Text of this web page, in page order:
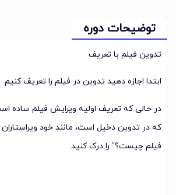
توضیحات دوره
تدوین فیلم با تعریف
ابتدا اجازه دهید تدوین در فیلم را تعریف کنیم
در حالی که تعریف اولیه ویرایش فیلم ساده
که در تدوین دخیل است، مانند خود
فیلم چیست؟” را درک کنید